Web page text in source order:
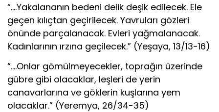
“….Yakalananın bedeni delik deşik edilecek. Ele
geçen kılıçtan geçirilecek. Yavruları gözleri
önünde parçalanacak. Evleri yağmalanacak.
Kadınlarının ırzına geçilecek.” (Yeşaya, 13/13-16)
“….Onlar gömülmeyecekler, toprağın üzerinde
gübre gibi olacaklar, leşleri de yerin
canavarlarına ve göklerin kuşlarına yem
olacaklar.” (Yeremya, 26/34-35)